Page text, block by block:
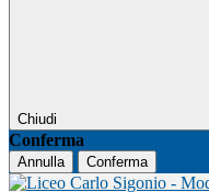
Chiudi
Conferma
Annulla Conferma